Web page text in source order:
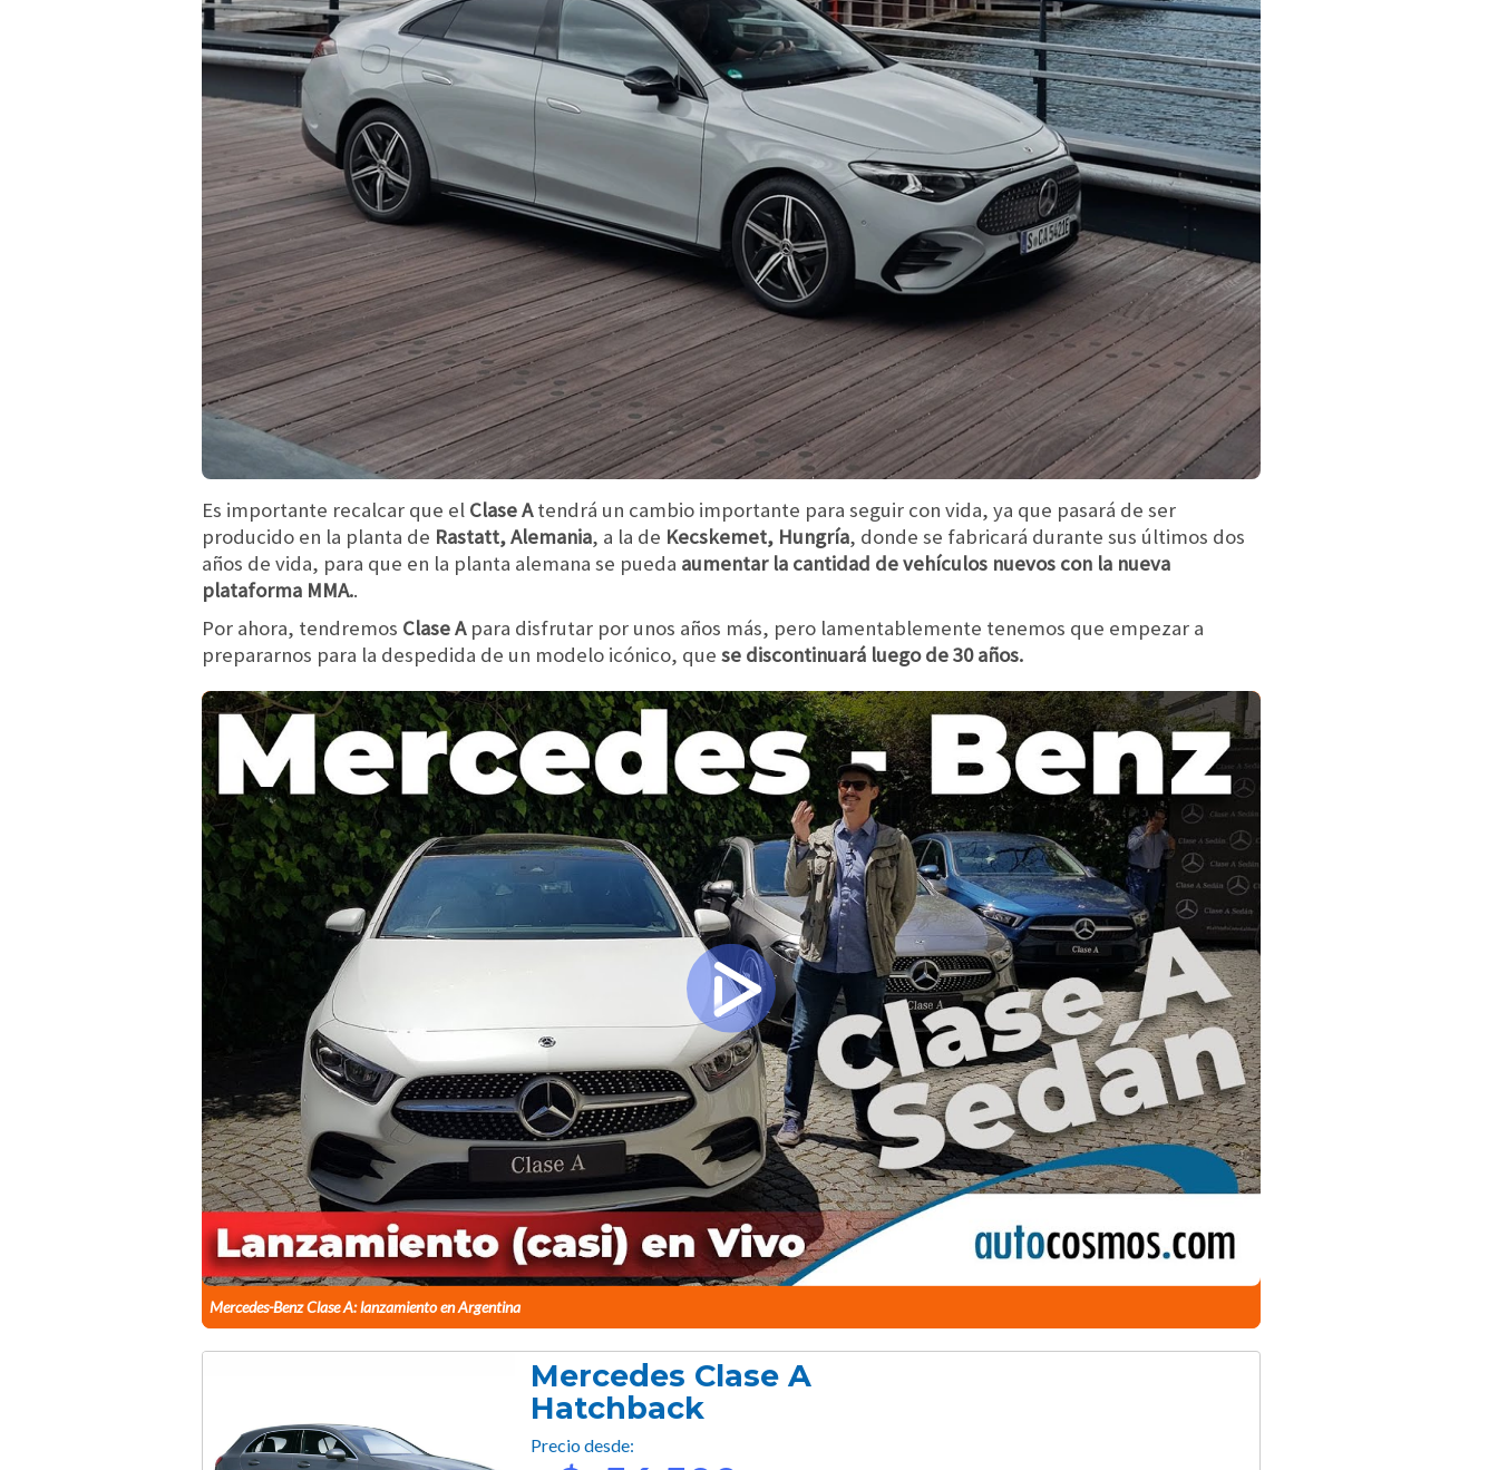
Es importante recalcar que el Clase Atendrá un cambio importante para seguir con vida, ya que pasará de ser
producido en la planta de Rastatt, Alemania, a la de Kecskemet, Hungría, donde se fabricará durante sus últimos dos
años de vida, para que en la planta alemana se pueda aumentar la cantidad de vehículos nuevos con la nueva
plataforma MMA..
Por ahora, tendremos Clase A para disfrutar por unos años más, pero lamentablemente tenemos que empezar a
prepararnos para la despedida de un modelo icónico, que se discontinuará luego de 30 años.
Mercedes-Benz Clase A: lanzamiento en Argentina
Mercedes Clase A
Hatchback
Precio desde: